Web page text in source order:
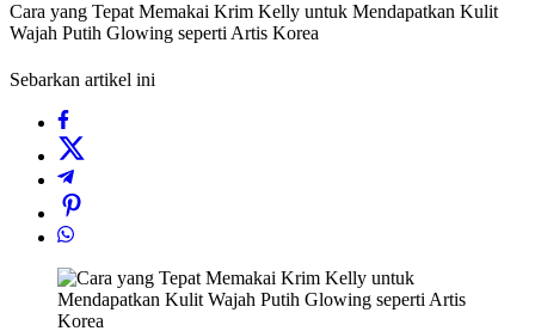
Cara yang Tepat Memakai Krim Kelly untuk Mendapatkan Kulit
Wajah Putih Glowing seperti Artis Korea
Sebarkan artikel ini